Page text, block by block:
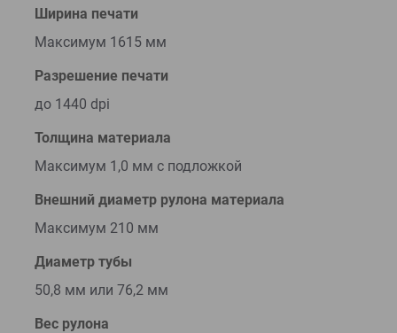
Ширина печати
Максимум 1615 мм
Разрешение печати
до 1440 dpi
Толщина материала
Максимум 1,0 мм с подложкой
Внешний диаметр рулона материала
Максимум 210 мм
Диаметр тубы
50,8 мм или 76,2 мм
Вес рулона